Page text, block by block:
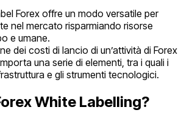
Forex offre un modo versatile per
nel mercato risparmiando risorse
e umane.
dei costi di lancio di un’attività di Forex
una serie di elementi, tra i quali i
e gli strumenti tecnologici.
White Labelling?